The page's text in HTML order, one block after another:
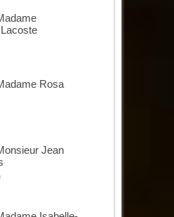
Rosa
Jean